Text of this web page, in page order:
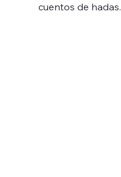
cuentos de hadas.